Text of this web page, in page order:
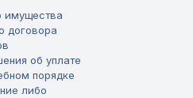
имущества
договора
об уплате
порядке
либо